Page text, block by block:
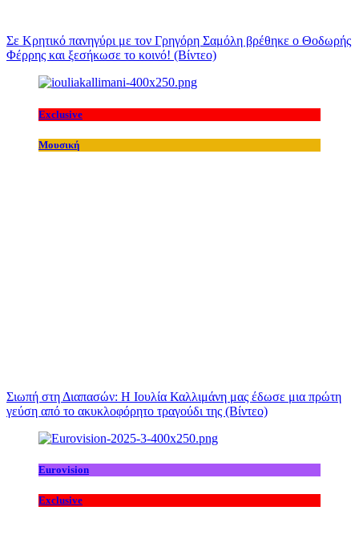
Σε Κρητικό πανηγύρι με τον Γρηγόρη Σαμόλη βρέθηκε ο Θοδωρής
Φέρρης και ξεσήκωσε το κοινό! (Βίντεο)
Exclusive
Μουσική
Σιωπή στη Διαπασών: Η Ιουλία Καλλιμάνη μας έδωσε μια πρώτη
γεύση από το ακυκλοφόρητο τραγούδι της (Βίντεο)
Eurovision
Exclusive